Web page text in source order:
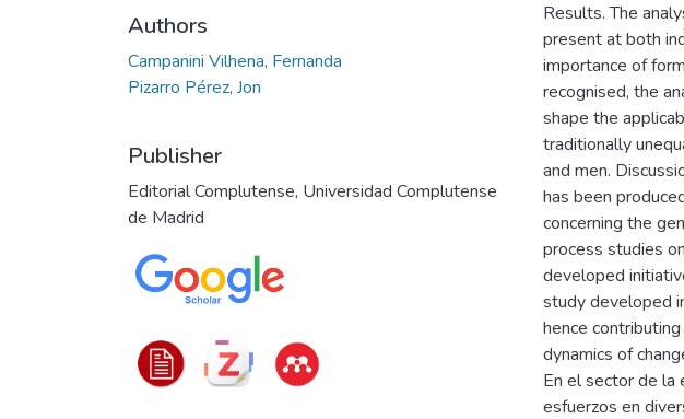
Authors
Campanini Vilhena, Fernanda
Pizarro Pérez, Jon
Publisher
Editorial Complutense, Universidad Complutense
de Madrid
Results. The
present at both
importance of
recognised, the
shape the
traditionally
and men.
has been
concerning the
process studies
developed
study developed
hence
dynamics of
En el sector de la
esfuerzos en